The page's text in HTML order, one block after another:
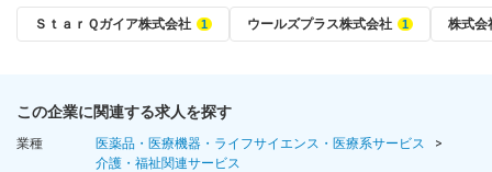
ＳｔａｒＱガイア株式会社 ウールズプラス株式会社 株式会
この企業に関連する求人を探す
業種
医薬品・医療機器・ライフサイエンス・医療系サービス
介護・福祉関連サービス